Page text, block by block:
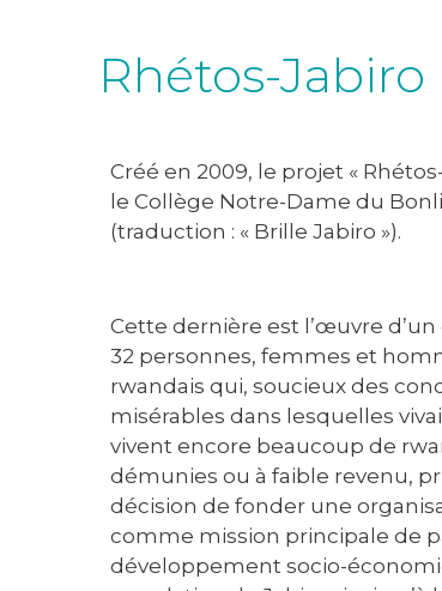
Rhétos-Jabiro
Créé en 2009, le projet «
le Collège Notre-Dame du
(traduction : « Brille Jabiro »).
Cette dernière est l’œuvre
32 personnes, femmes et
rwandais qui, soucieux des
misérables dans lesquelles
vivent encore beaucoup de
démunies ou à faible revenu,
décision de fonder une
comme mission principale de
développement socio-